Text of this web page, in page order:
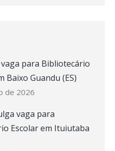
vaga para Bibliotecário
Baixo Guandu (ES)
de 2026
vaga para
Escolar em Ituiutaba